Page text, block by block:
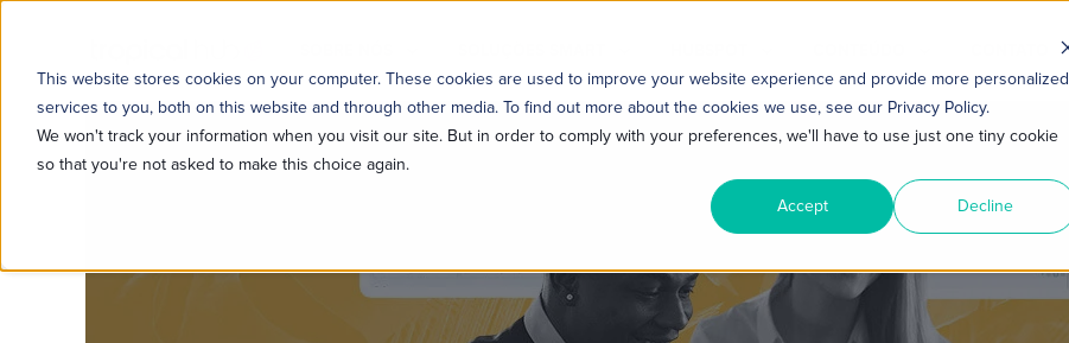
This website stores cookies on your computer. These cookies are used to improve your website experience and provide more personalized
services to you, both on this website and through other media. To find out more about the cookies we use, see our Privacy Policy.
We won't track your information when you visit our site. But in order to comply with your preferences, we'll have to use just one tiny cookie
so that you're not asked to make this choice again.
Accept Decline